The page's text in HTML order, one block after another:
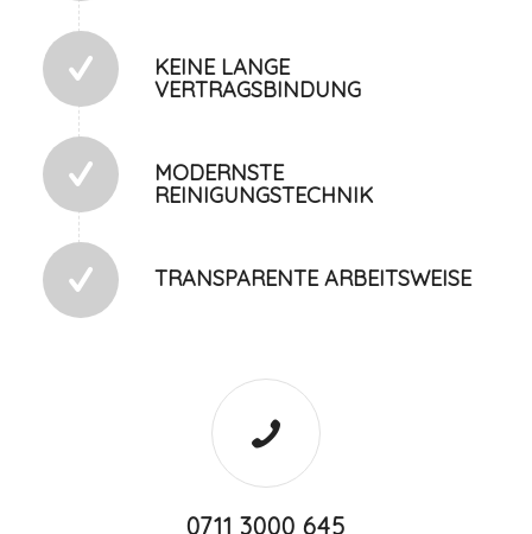
KEINE LANGE
VERTRAGSBINDUNG
MODERNSTE
REINIGUNGSTECHNIK
TRANSPARENTE ARBEITSWEISE
0711 3000 645